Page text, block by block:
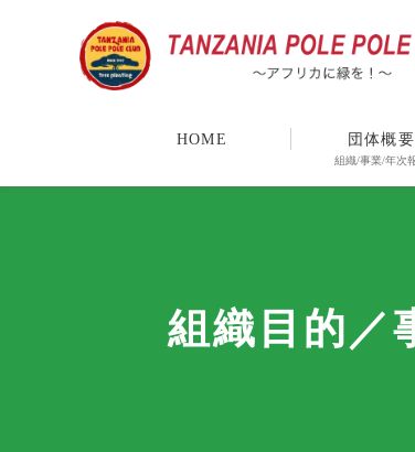
HOME 団体概要
組織/事業/年次
組織目的／